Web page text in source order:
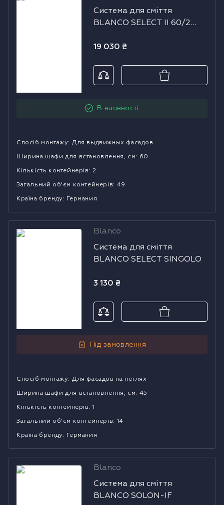
Система для сміття
BLANCO SELECT II 60/2
19 030 ₴
В наявності
Спосіб монтажу: Для выдвижных фасадов
Ширина шафи для встановлення, см: 60
Кількість контейнерів : 2
Загальний об'єм контейнерів: 49
Країна бренду : Германия
Система для
Blanco
Система для сміття
BLANCO SELECT SINGOLO
3 130 ₴
Під замовлення
Спосіб монтажу: Для фасадов на петлях
Ширина шафи для встановлення, см: 45
Кількість контейнерів : 1
Загальний об'єм контейнерів: 14
Країна бренду : Германия
Система для
Blanco
Система для сміття
BLANCO SOLON-IF